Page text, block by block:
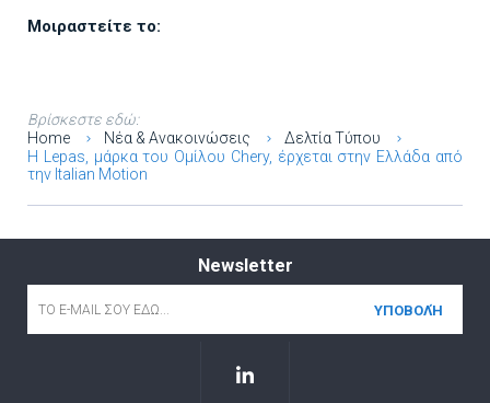
Μοιραστείτε το:
Βρίσκεστε εδώ:
Home
Νέα & Ανακοινώσεις
Δελτία Τύπου
Η Lepas, μάρκα του Ομίλου Chery, έρχεται στην Ελλάδα από
την Italian Motion
Newsletter